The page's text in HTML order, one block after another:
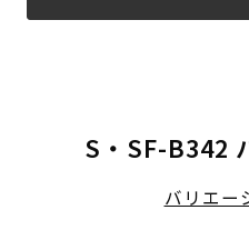
S・SF-B342
バリエー